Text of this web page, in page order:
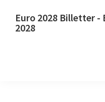
Euro 2028 Billetter
2028